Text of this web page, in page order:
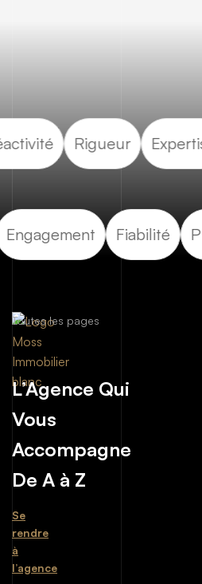
Rigueur
Engagement Fiabilité
L’Agence Qui
Vous
Accompagne
De A à Z
Se
rendre
à
l’agence
Toutes les pages